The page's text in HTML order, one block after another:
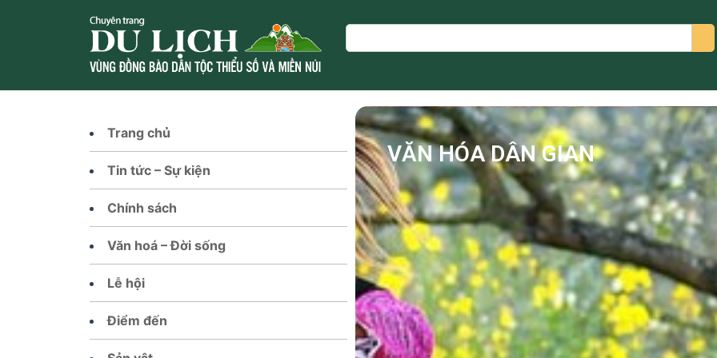
Search
Trang chủ
Tin tức – Sự kiện
Chính sách
Văn hoá – Đời sống
Lễ hội
Điểm đến
VĂN HÓA DÂN GIAN